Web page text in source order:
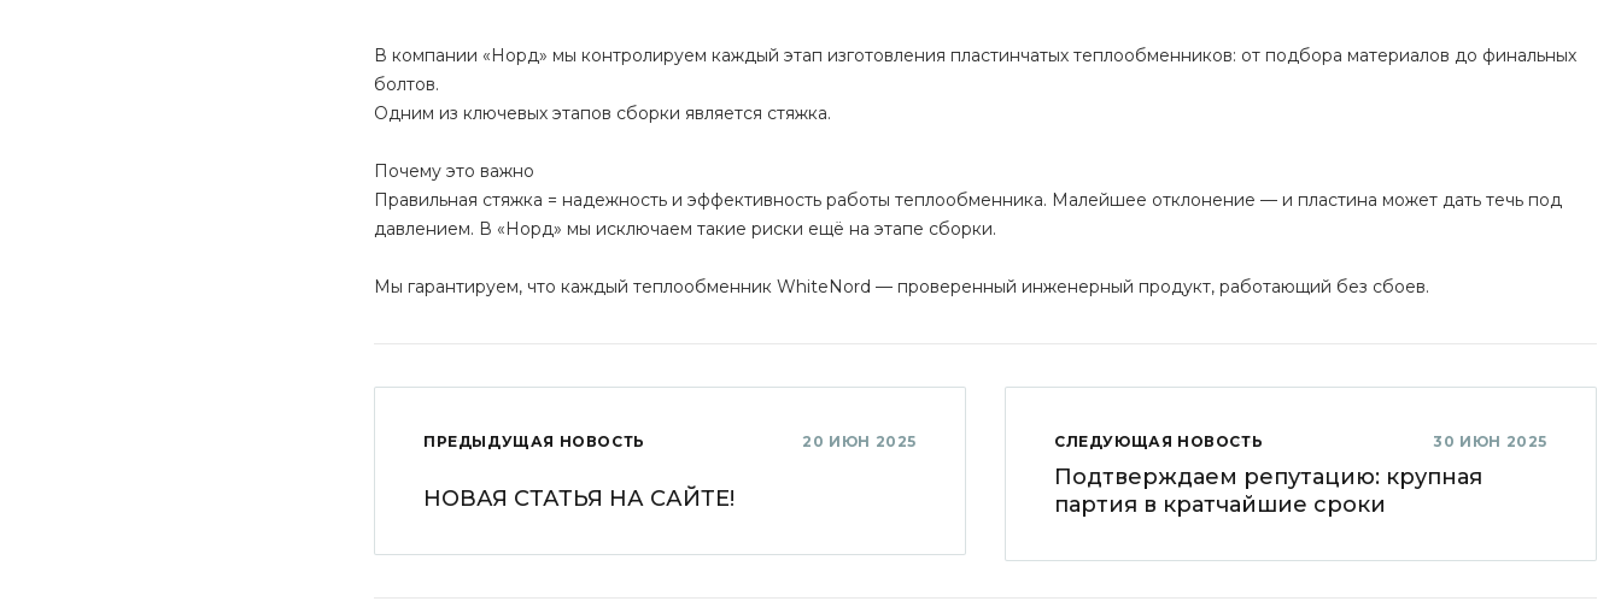
В компании «Норд» мы контролируем каждый этап изготовления пластинчатых теплообменников: от подбора материалов до финальных
болтов.
Одним из ключевых этапов сборки является стяжка.
Почему это важно
Правильная стяжка = надежность и эффективность работы теплообменника. Малейшее отклонение — и пластина может дать течь под
давлением. В «Норд» мы исключаем такие риски ещё на этапе сборки.
Мы гарантируем, что каждый теплообменник WhiteNord — проверенный инженерный продукт, работающий без сбоев.
ПРЕДЫДУЩАЯ НОВОСТЬ 20 ИЮН 2025
НОВАЯ СТАТЬЯ НА САЙТЕ!
СЛЕДУЮЩАЯ НОВОСТЬ 30 ИЮН 2025
Подтверждаем репутацию: крупная
партия в кратчайшие сроки